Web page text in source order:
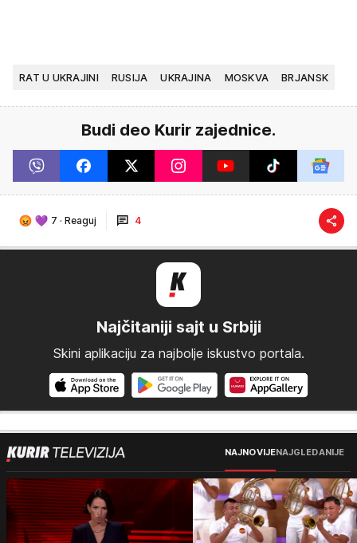
RAT U UKRAJINI RUSIJA UKRAJINA MOSKVA BRJANSK
Budi deo Kurir zajednice.
7 · Reaguj 4
Najčitaniji sajt u Srbiji
Skini aplikaciju za najbolje iskustvo portala.
NAJNOVIJENAJGLEDANIJE